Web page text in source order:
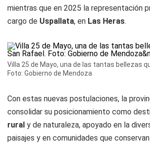
mientras que en 2025 la representación
cargo de Uspallata, en Las Heras.
Villa 25 de Mayo, una de las tantas bellezas
Foto: Gobierno de Mendoza
Con estas nuevas postulaciones, la
consolidar su posicionamiento como
rural y de naturaleza, apoyado en la
paisajes y en comunidades que